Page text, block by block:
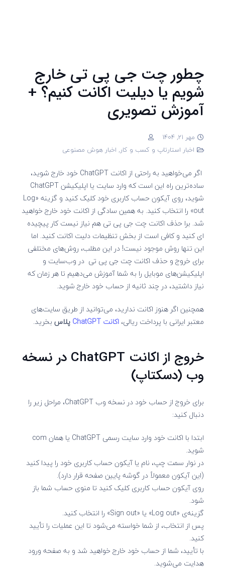
چطور چت جی پی تی خارج
شویم یا دیلیت اکانت کنیم؟ +
آموزش تصویری
مهر 21, 1404
اخبار استارتاپ و کسب و کار, اخبار هوش مصنوعی
اگر می‌خواهید به راحتی از اکانت ChatGPT خود خارج شوید،
ساده‌ترین راه این است که وارد سایت یا اپلیکیشن ChatGPT
شوید، روی آیکون حساب کاربری خود کلیک کنید و گزینه «Log
out» را انتخاب کنید. به همین سادگی از اکانت خود خارج خواهید
شد. برا حذف اکانت چت جی پی تی هم نیاز نیست کار پیچیده
ای کنید و کافی است از بخش تنظیمات دلیت اکانت کنید. اما
این تنها روش موجود نیست! در این مطلب، روش‌های مختلفی
برای خروج و حذف اکانت چت جی پی تی در وب‌سایت و
اپلیکیشن‌های موبایل را به شما آموزش می‌دهیم تا هر زمان که
نیاز داشتید، در چند ثانیه از حساب خود خارج شوید.
همچنین اگر هنوز اکانت ندارید، می‌توانید از طریق سایت‌های
معتبر ایرانی با پرداخت ریالی، اکانت ChatGPT پلاس بخرید.
خروج از اکانت ChatGPT در نسخه
وب (دسکتاپ)
برای خروج از حساب خود در نسخه وب ChatGPT، مراحل زیر را
دنبال کنید:
ابتدا با اکانت خود وارد سایت رسمی ChatGPT یا همان com
شوید.
در نوار سمت چپ، نام یا آیکون حساب کاربری خود را پیدا کنید
(این آیکون معمولاً در گوشه پایین صفحه قرار دارد).
روی آیکون حساب کاربری کلیک کنید تا منوی حساب شما باز
شود.
گزینه‌ی «Log out» یا «Sign out» را انتخاب کنید.
پس از انتخاب، از شما خواسته می‌شود تا این عملیات را تأیید
کنید.
با تأیید، شما از حساب خود خارج خواهید شد و به صفحه ورود
هدایت می‌شوید.